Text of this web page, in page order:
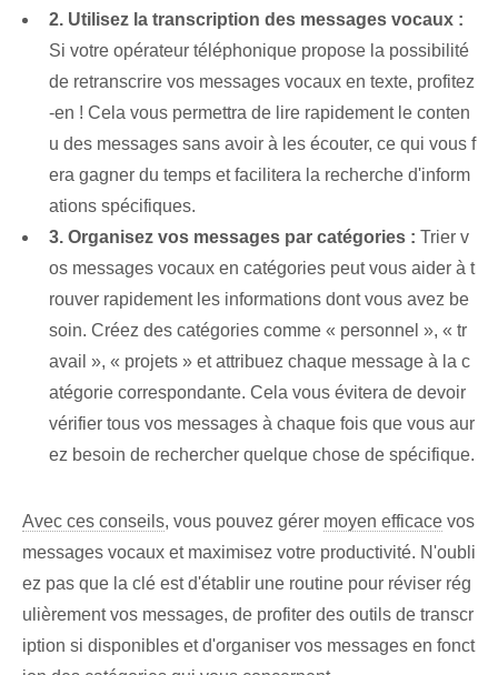
2. Utilisez la transcription des messages vocaux :
Si votre opérateur téléphonique propose la possibilité
de retranscrire vos messages vocaux en texte, profitez
-en ! Cela vous permettra de lire rapidement le conten
u des messages sans avoir à les écouter, ce qui vous f
era gagner du temps et facilitera la recherche d'inform
ations spécifiques.
3. Organisez vos messages par catégories : Trier v
os messages vocaux en catégories peut vous aider à t
rouver rapidement les informations dont vous avez be
soin. Créez des catégories comme « personnel », « tr
avail », « projets » et attribuez chaque message à la c
atégorie correspondante. Cela vous évitera de devoir
vérifier tous vos messages à chaque fois que vous aur
ez besoin de rechercher quelque chose de spécifique.
Avec ces conseils, vous pouvez gérer moyen efficace vos
messages vocaux et maximisez votre productivité. N'oubli
ez pas que la clé est d'établir une routine pour réviser rég
ulièrement vos messages, de profiter des outils de transcr
iption si disponibles et d'organiser vos messages en fonct